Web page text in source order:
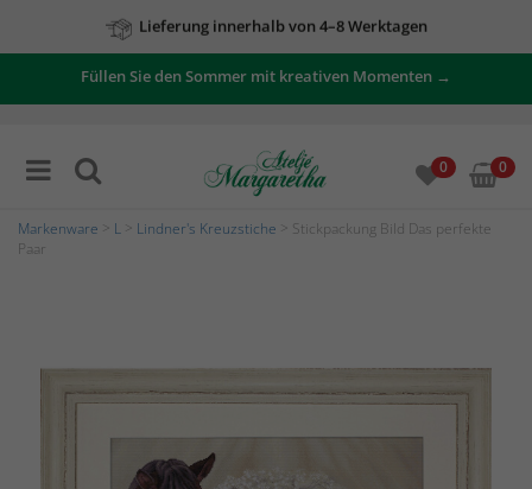
Zu unseren Angeboten
Füllen Sie den Sommer mit kreativen Momenten →
0 0
Markenware L Lindner's Kreuzstiche > Stickpackung Bild Das perfekte
Paar